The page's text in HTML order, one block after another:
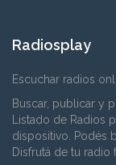
Radiosplay
Escuchar radios
Buscar, publicar y
Listado de Radios
dispositivo. Podés
Disfrutá de tu radio